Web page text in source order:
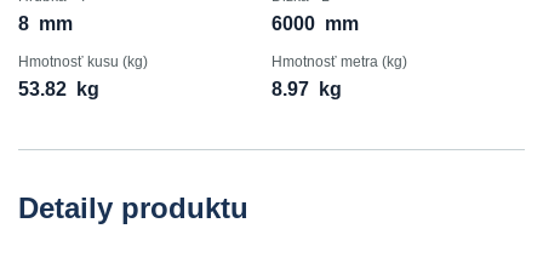
8 mm 6000 mm
Hmotnosť kusu (kg)
53.82 kg
Hmotnosť metra (kg)
8.97 kg
Detaily produktu